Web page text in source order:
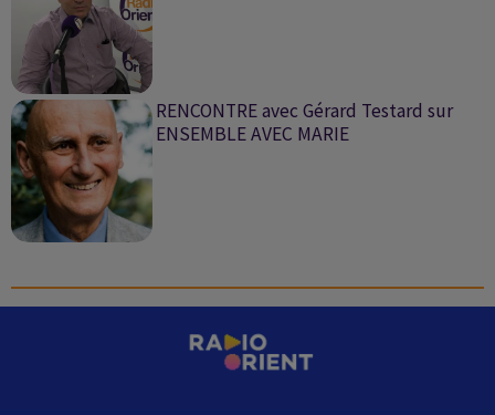
RENCONTRE avec Gérard Testard sur
ENSEMBLE AVEC MARIE